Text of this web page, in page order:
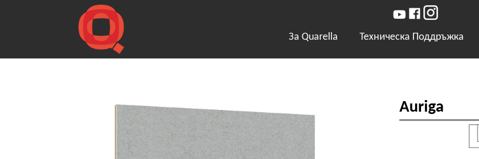
За Quarella Техническа Поддръжка
Auriga